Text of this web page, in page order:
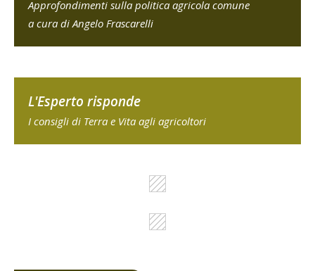
Approfondimenti sulla politica agricola comune
a cura di Angelo Frascarelli
L'Esperto risponde
I consigli di Terra e Vita agli agricoltori